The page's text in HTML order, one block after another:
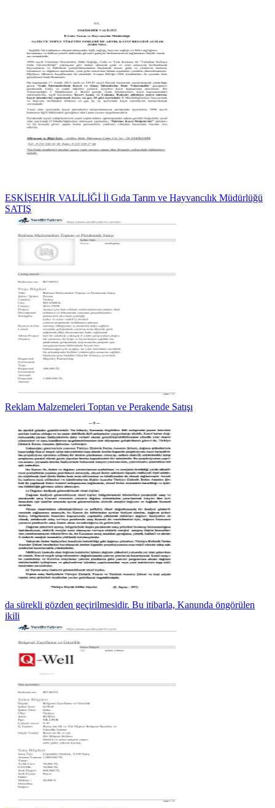
ESKİŞEHİR VALİLİĞİ İl Gıda Tarım ve Hayvancılık Müdürlüğü
SATIŞ
Reklam Malzemeleri Toptan ve Perakende Satışı
da sürekli gözden geçirilmesidir. Bu itibarla, Kanunda öngörülen
ikili